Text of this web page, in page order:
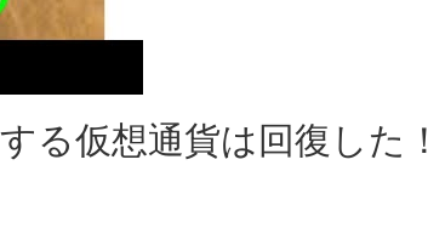
る仮想通貨は回復した！